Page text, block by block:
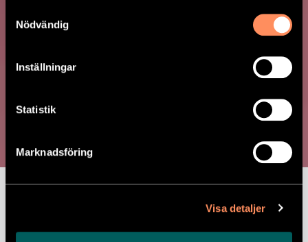
Nödvändig
Inställningar
Statistik
Marknadsföring
Visa detaljer
KALVFRIKADELLER
MED
Kalvfrikadeller med gröna bönor &